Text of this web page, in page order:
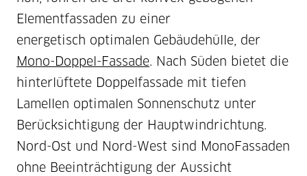
Elementfassaden zu einer
energetisch optimalen Gebäudehülle, der
Mono-Doppel-Fassade. Nach Süden bietet die
hinterlüftete Doppelfassade mit tiefen
Lamellen optimalen Sonnenschutz unter
Berücksichtigung der Hauptwindrichtung.
Nord-Ost und Nord-West sind MonoFassaden
ohne Beeinträchtigung der Aussicht